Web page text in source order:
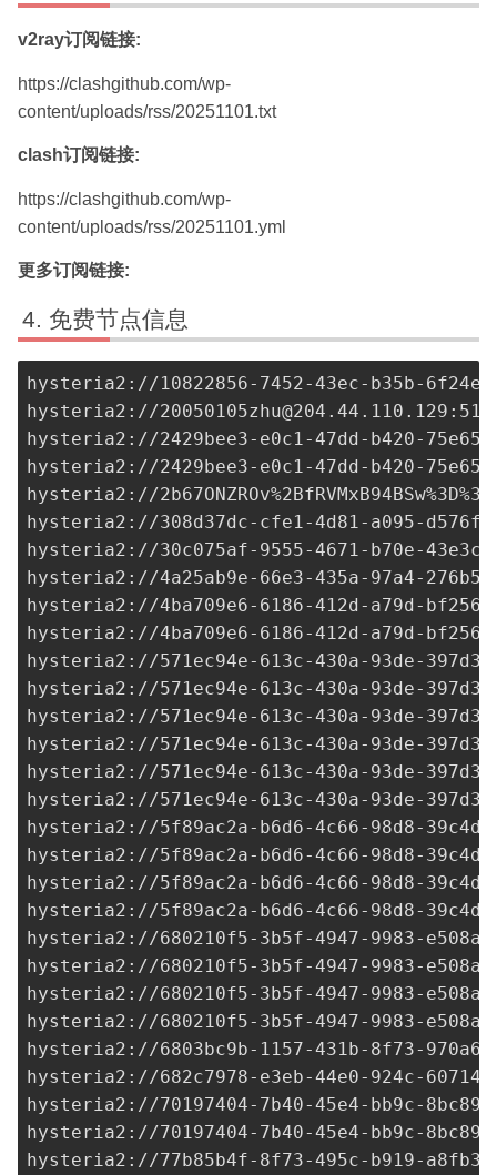
v2ray订阅链接:
https://clashgithub.com/wp-
content/uploads/rss/20251101.txt
clash订阅链接:
https://clashgithub.com/wp-
content/uploads/rss/20251101.yml
更多订阅链接:
免费节点信息
hysteria2://10822856-7452-43ec-b35b-
hysteria2://20050105zhu@204.44.110.129
hysteria2://2429bee3-e0c1-47dd-b420-
hysteria2://2429bee3-e0c1-47dd-b420-
hysteria2://2b67ONZROv%2BfRVMxB94BSw%3D%
hysteria2://308d37dc-cfe1-4d81-a095-
hysteria2://30c075af-9555-4671-b70e-
hysteria2://4a25ab9e-66e3-435a-97a4-
hysteria2://4ba709e6-6186-412d-a79d-
hysteria2://4ba709e6-6186-412d-a79d-
hysteria2://571ec94e-613c-430a-93de-
hysteria2://571ec94e-613c-430a-93de-
hysteria2://571ec94e-613c-430a-93de-
hysteria2://571ec94e-613c-430a-93de-
hysteria2://571ec94e-613c-430a-93de-
hysteria2://571ec94e-613c-430a-93de-
hysteria2://5f89ac2a-b6d6-4c66-98d8-
hysteria2://5f89ac2a-b6d6-4c66-98d8-
hysteria2://5f89ac2a-b6d6-4c66-98d8-
hysteria2://5f89ac2a-b6d6-4c66-98d8-
hysteria2://680210f5-3b5f-4947-9983-
hysteria2://680210f5-3b5f-4947-9983-
hysteria2://680210f5-3b5f-4947-9983-
hysteria2://680210f5-3b5f-4947-9983-
hysteria2://6803bc9b-1157-431b-8f73-
hysteria2://682c7978-e3eb-44e0-924c-
hysteria2://70197404-7b40-45e4-bb9c-
hysteria2://70197404-7b40-45e4-bb9c-
hysteria2://77b85b4f-8f73-495c-b919-